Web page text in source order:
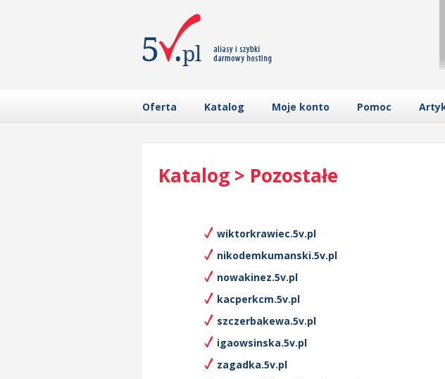
Oferta Katalog Moje konto Pomoc
Katalog > Pozostałe
wiktorkrawiec.5v.pl
nikodemkumanski.5v.pl
nowakinez.5v.pl
kacperkcm.5v.pl
szczerbakewa.5v.pl
igaowsinska.5v.pl
zagadka.5v.pl